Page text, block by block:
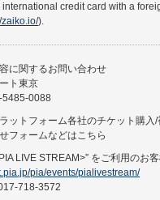
international credit card with a
zaiko.io/).
に関するお問い合わせ
ト東京
5485-0088
ットフォーム各社のチケット購入/
フォームなどはこちら
LIVE STREAM>” をご利用のお
pia/events/pialivestream/
718-3572